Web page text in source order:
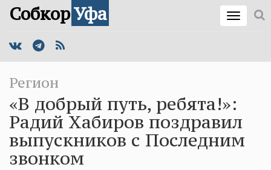
СобкорУфа
Регион
«В добрый путь, ребята!»:
Радий Хабиров поздравил
выпускников с Последним
звонком